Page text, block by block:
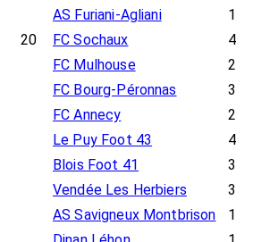
AS Furiani-Agliani
1
20
FC Sochaux 4
FC Mulhouse
2
FC Bourg-Péronnas
3
FC Annecy
2
Le Puy Foot 43
4
Blois Foot 41
3
Vendée Les Herbiers
3
AS Savigneux Montbrison
1